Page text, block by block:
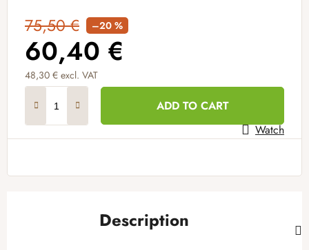
75,50 € –20 %
60,40 €
48,30 € excl. VAT
ADD TO CART
Watch
Description